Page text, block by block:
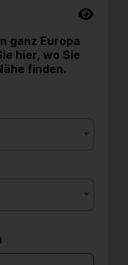
ganz Europa
hier, wo Sie
finden.